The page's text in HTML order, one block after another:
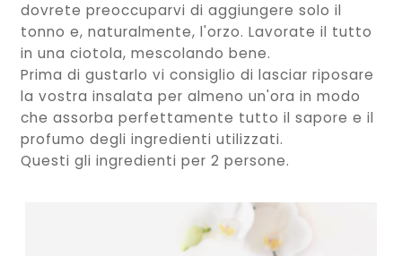
dovrete preoccuparvi di aggiungere solo il
tonno e, naturalmente, l'orzo. Lavorate il tutto
in una ciotola, mescolando bene.
Prima di gustarlo vi consiglio di lasciar riposare
la vostra insalata per almeno un'ora in modo
che assorba perfettamente tutto il sapore e il
profumo degli ingredienti utilizzati.
Questi gli ingredienti per 2 persone.